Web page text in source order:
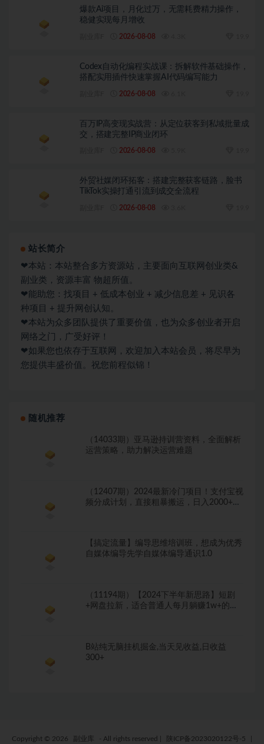
爆款Ai项目，月化过万，无需耗费精力操作，
稳健实现每月增收
2026-08-08
Codex自动化编程实战课：拆解软件基础操作，
搭配实用插件快速掌握AI代码编写能力
2026-08-08
百万IP高变现实战营：从定位获客到私域批量成
交，搭建完整IP商业闭环
2026-08-08
外贸社媒闭环拓客：搭建完整获客链路，脸书
TikTok实操打通引流到成交全流程
2026-08-08
站长简介
❤本站：本站整合多方资源站，主要面向互联网创业类&
副业类，资源丰富 物超所值。
❤能助您：找项目 + 低成本创业 + 减少信息差 + 见识各
种项目 + 提升网创认知。
❤本站为众多团队提供了重要价值，也为众多创业者开启
网络之门，广受好评！
❤如果您也依存于互联网，欢迎加入本站会员，将尽早为
您提供丰盛价值。祝您前程似锦！
随机推荐
（14033期）亚马逊持训营资料，全面解析
运营策略，助力解决运营难题
（12407期）2024最新冷门项目！支付宝视
频分成计划，直接粗暴搬运，日入2000+，
【搞定流量】编导思维培训班，想成为优秀
自媒体编导先学自媒体编导通识1.0
（11194期）【2024下半年新思路】短剧
+网盘拉新，适合普通人每月躺赚1w+的小
B站纯无脑挂机掘金,当天见收益,日收益
300+
Copyright © 2026 副业库 - All rights reserved 陕ICP备2023020122号-5